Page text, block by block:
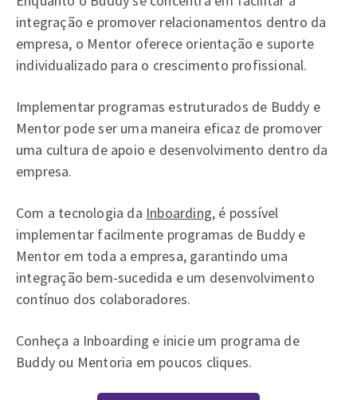
integração e promover relacionamentos dentro da
empresa, o Mentor oferece orientação e suporte
individualizado para o crescimento profissional.
Implementar programas estruturados de Buddy e
Mentor pode ser uma maneira eficaz de promover
uma cultura de apoio e desenvolvimento dentro da
empresa.
Com a tecnologia da Inboarding, é possível
implementar facilmente programas de Buddy e
Mentor em toda a empresa, garantindo uma
integração bem-sucedida e um desenvolvimento
contínuo dos colaboradores.
Conheça a Inboarding e inicie um programa de
Buddy ou Mentoria em poucos cliques.